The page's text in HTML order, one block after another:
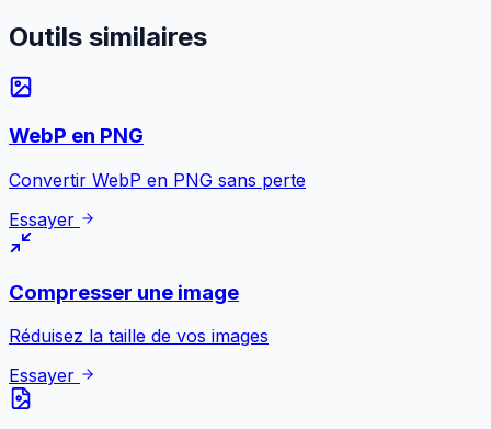
Outils similaires
WebP en PNG
Convertir WebP en PNG sans perte
Essayer
Compresser une image
Réduisez la taille de vos images
Essayer